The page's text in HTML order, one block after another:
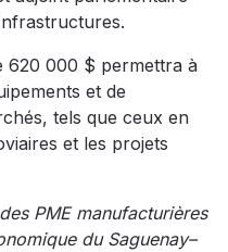
620 000 $ permettra à
et de
tels que ceux en
et les projets
PME manufacturières
du Saguenay–